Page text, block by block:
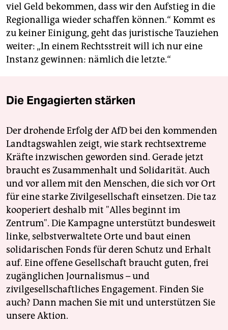
viel Geld bekommen, dass wir den Aufstieg in die
Regionalliga wieder schaffen können.“ Kommt es
zu keiner Einigung, geht das juristische Tauziehen
weiter: „In einem Rechtsstreit will ich nur eine
Instanz gewinnen: nämlich die letzte.“
Die Engagierten stärken
Der drohende Erfolg der AfD bei den kommenden
Landtagswahlen zeigt, wie stark rechtsextreme
Kräfte inzwischen geworden sind. Gerade jetzt
braucht es Zusammenhalt und Solidarität. Auch
und vor allem mit den Menschen, die sich vor Ort
für eine starke Zivilgesellschaft einsetzen. Die taz
kooperiert deshalb mit "Alles beginnt im
Zentrum". Die Kampagne unterstützt bundesweit
linke, selbstverwaltete Orte und baut einen
solidarischen Fonds für deren Schutz und Erhalt
auf. Eine offene Gesellschaft braucht guten, frei
zugänglichen Journalismus – und
zivilgesellschaftliches Engagement. Finden Sie
auch? Dann machen Sie mit und unterstützen Sie
unsere Aktion.